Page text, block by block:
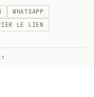
WHATSAPP
LE LIEN